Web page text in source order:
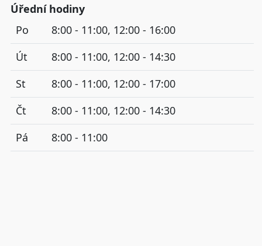
Úřední hodiny
Po
8:00 - 11:00, 12:00 - 16:00
Út
8:00 - 11:00, 12:00 - 14:30
St
8:00 - 11:00, 12:00 - 17:00
Čt
8:00 - 11:00, 12:00 - 14:30
Pá
8:00 - 11:00